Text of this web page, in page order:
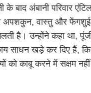
बाद अंबानी परिवार
अपशकुन, वास्तु और फेंगशुई
है। उन्होंने कहा था,
साधन खड़े कर दिए हैं,
को काबू करने में सक्षम